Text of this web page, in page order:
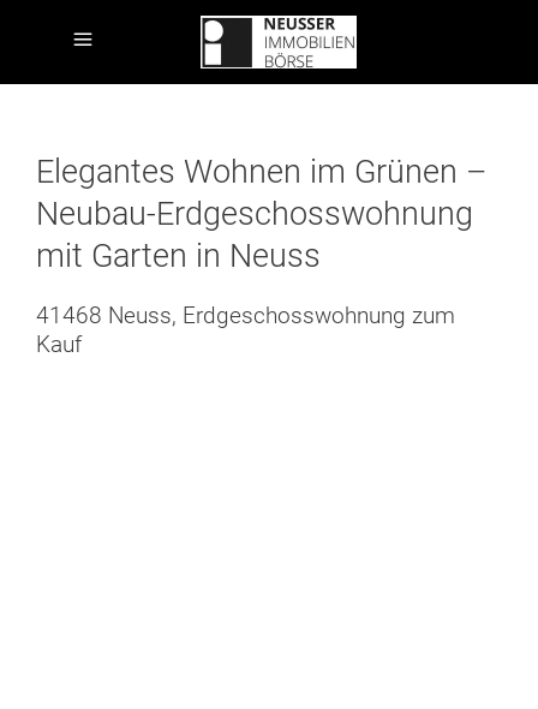
Elegantes Wohnen im Grünen –
Neubau-Erdgeschosswohnung
mit Garten in Neuss
41468 Neuss, Erdgeschosswohnung zum
Kauf